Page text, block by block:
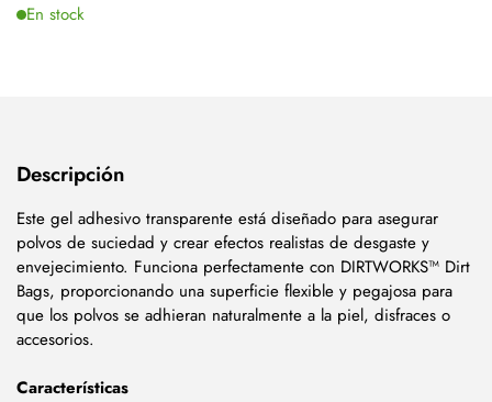
En stock
Descripción
Este gel adhesivo transparente está diseñado para asegurar
polvos de suciedad y crear efectos realistas de desgaste y
envejecimiento. Funciona perfectamente con DIRTWORKS™ Dirt
Bags, proporcionando una superficie flexible y pegajosa para
que los polvos se adhieran naturalmente a la piel, disfraces o
accesorios.
Características